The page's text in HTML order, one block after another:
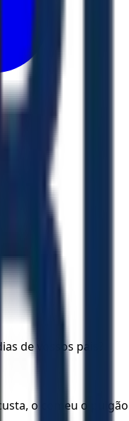
de vossos pais?
o comeu o